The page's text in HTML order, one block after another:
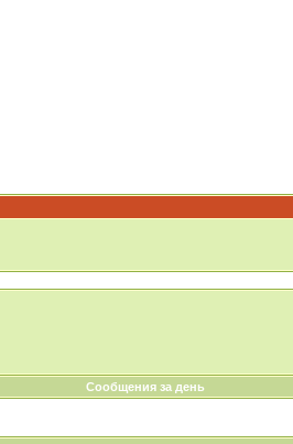
Сообщения за день